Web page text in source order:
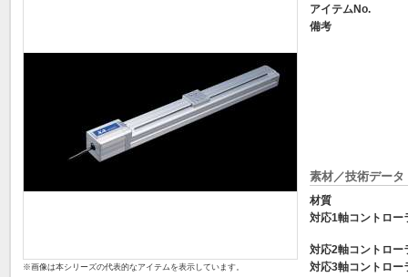
※画像は本シリーズの代表的なアイテムを表示しています。
アイテムNo.
備考
素材／技術データ
材質
対応1軸コントロー
対応2軸コントロー
対応3軸コントロー